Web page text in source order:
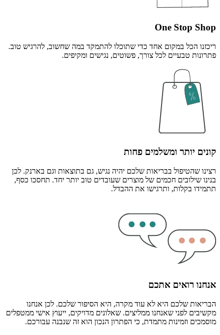
One Stop Shop
ריכזנו הכל במקום אחד כדי שתוכלו להתמקד במה שחשוב, להרגיש טוב.
פתרונות טבעיים לכל צורך, פשוטים, נגישים ומקיפים.
קונים יותר ומשלמים פחות
רצינו שהטיפול בבריאות שלכם יהיה נגיש, גם בתוצאות וגם בארנק. לכן
בנינו שילובים חכמים של מוצרים שעובדים טוב יותר יחד. תחסכו כסף,
תתמידו בקלות, ותרגישו את ההבדל.
אנחנו רואים אתכם
הבריאות שלכם היא לא עוד מקרה, היא הסיפור שלכם. לכן אנחנו
מקשיבים לפני שאנחנו ממליצים. שאלונים מדויקים, ייעוץ אישי ממטפלים
מוסמכים וזמינות מתמדת, כי הפתרון הנכון הוא זה שנבנה עבורכם.